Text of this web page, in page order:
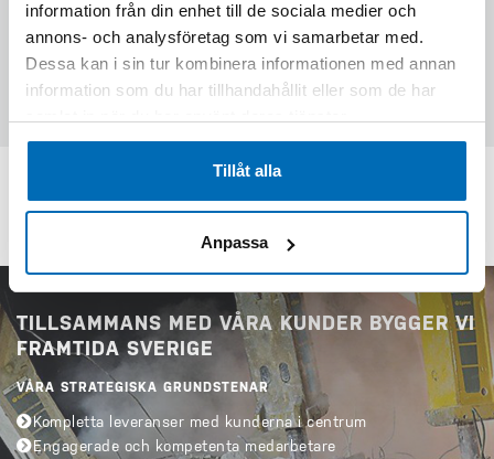
information från din enhet till de sociala medier och
annons- och analysföretag som vi samarbetar med.
Dessa kan i sin tur kombinera informationen med annan
information som du har tillhandahållit eller som de har
Tillåt alla
Anpassa
Skriv följande siffror i fältet (53913)
Skicka förfrågan
KONTAKTA OSS PÅ EPIROC
TILLSAMMANS MED VÅRA KUNDER BYGGER VI
FRAMTIDA SVERIGE
VÅRA STRATEGISKA GRUNDSTENAR
Kompletta leveranser med kunderna i centrum
Engagerade och kompetenta medarbetare